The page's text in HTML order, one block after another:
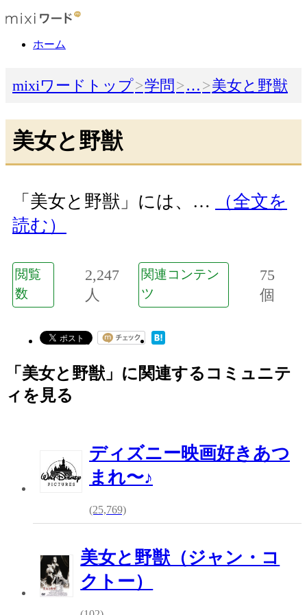
ホーム
mixiワードトップ 学問 … 美女と野獣
美女と野獣
「美女と野獣」には、…
（全文を
読む）
閲覧
数
2,247
人
関連コンテン
ツ
75
個
「美女と野獣」に関連するコミュニテ
ィを見る
ディズニー映画好きあつ
まれ〜♪
(25,769)
美女と野獣（ジャン・コ
クトー）